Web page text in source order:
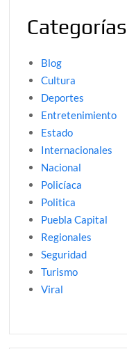
Categorías
Blog
Cultura
Deportes
Entretenimiento
Estado
Internacionales
Nacional
Policíaca
Politica
Puebla Capital
Regionales
Seguridad
Turismo
Viral